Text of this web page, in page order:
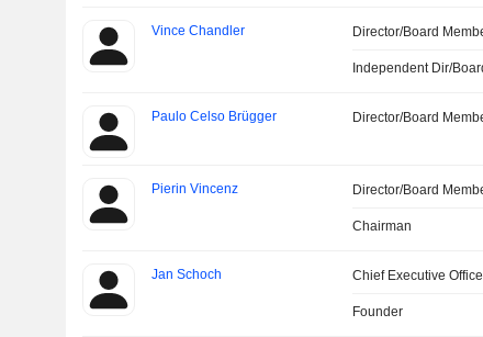
Vince Chandler Director/Board
Independent Dir/
Paulo Celso Brügger Director/Board
Pierin Vincenz Director/Board
Chairman
Jan Schoch Chief Executive
Founder